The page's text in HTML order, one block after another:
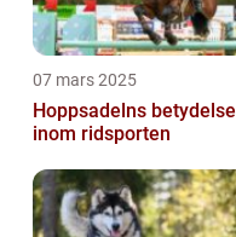
07 mars 2025
Hoppsadelns betydelse
inom ridsporten